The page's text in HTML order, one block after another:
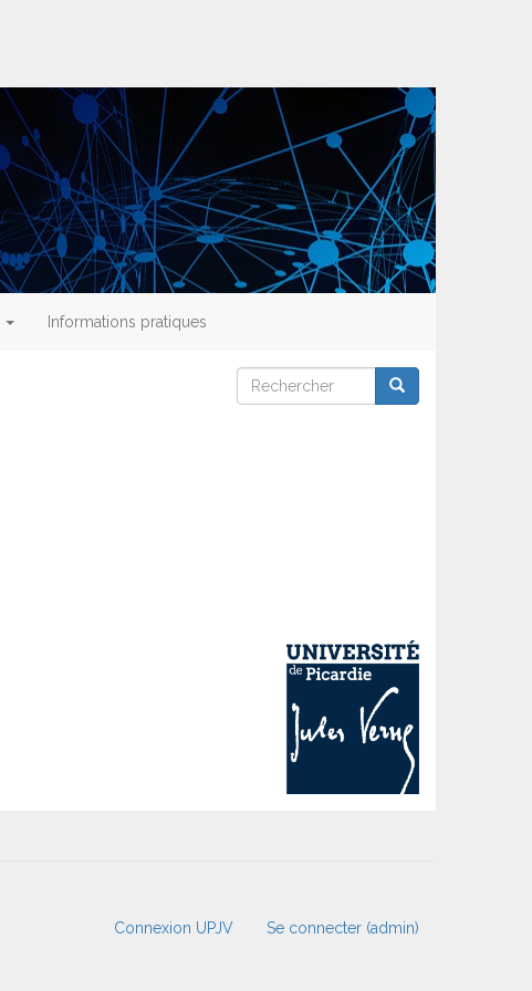
Informations pratiques
Rechercher
Rechercher Rechercher
Connexion UPJV Se connecter (admin)